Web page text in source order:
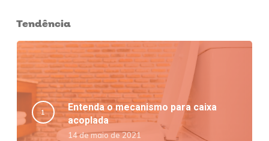
Tendência
Entenda o mecanismo para caixa
acoplada
14 de maio de 2021